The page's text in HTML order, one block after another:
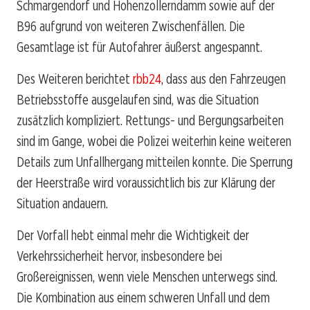
Schmargendorf und Hohenzollerndamm sowie auf der
B96 aufgrund von weiteren Zwischenfällen. Die
Gesamtlage ist für Autofahrer äußerst angespannt.
Des Weiteren berichtet rbb24, dass aus den Fahrzeugen
Betriebsstoffe ausgelaufen sind, was die Situation
zusätzlich kompliziert. Rettungs- und Bergungsarbeiten
sind im Gange, wobei die Polizei weiterhin keine weiteren
Details zum Unfallhergang mitteilen konnte. Die Sperrung
der Heerstraße wird voraussichtlich bis zur Klärung der
Situation andauern.
Der Vorfall hebt einmal mehr die Wichtigkeit der
Verkehrssicherheit hervor, insbesondere bei
Großereignissen, wenn viele Menschen unterwegs sind.
Die Kombination aus einem schweren Unfall und dem